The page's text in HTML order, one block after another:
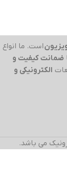
است. ما انواع
ضمانت کیفیت و
الکترونیکی و
می باشد.